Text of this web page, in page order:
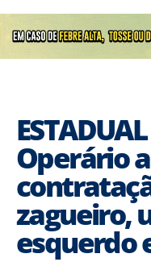
Operário
zagueiro,
esquerdo